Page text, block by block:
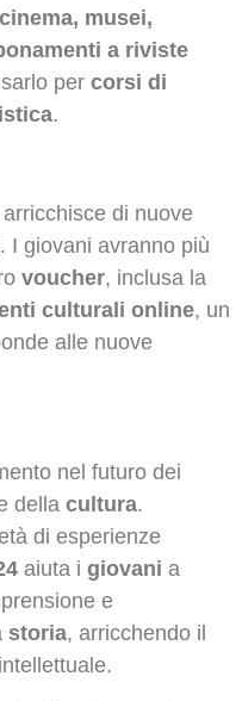
musei,
a riviste
per corsi di
.
di nuove
I giovani avranno più
voucher, inclusa la
culturali online, un
alle nuove
nel futuro dei
della cultura.
di esperienze
aiuta i giovani a
e
storia, arricchendo il